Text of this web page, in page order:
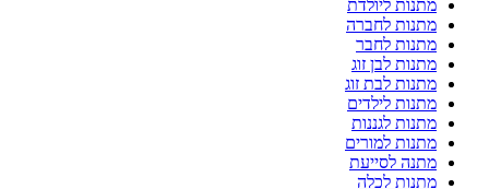
מתנות ליולדת
מתנות לחברה
מתנות לחבר
מתנות לבן זוג
מתנות לבת זוג
מתנות לילדים
מתנות לגננות
מתנות למורים
מתנה לסייעת
מתנות לכלה